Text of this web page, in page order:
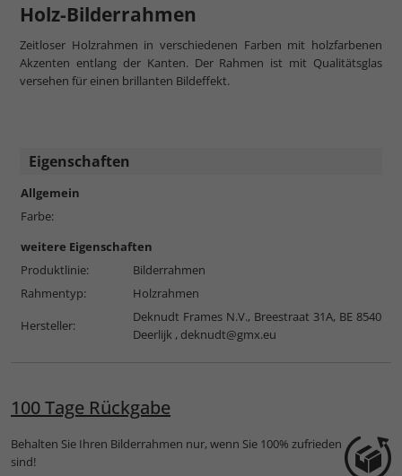
Holz-Bilderrahmen
Zeitloser Holzrahmen in verschiedenen Farben mit holzfarbenen
Akzenten entlang der Kanten. Der Rahmen ist mit Qualitätsglas
versehen für einen brillanten Bildeffekt.
Eigenschaften
Allgemein
Farbe:
weitere Eigenschaften
Produktlinie:
Bilderrahmen
Rahmentyp:
Holzrahmen
Hersteller:
Deknudt Frames N.V., Breestraat 31A, BE 8540
Deerlijk , deknudt@gmx.eu
100 Tage Rückgabe
Behalten Sie Ihren Bilderrahmen nur, wenn Sie 100% zufrieden
sind!